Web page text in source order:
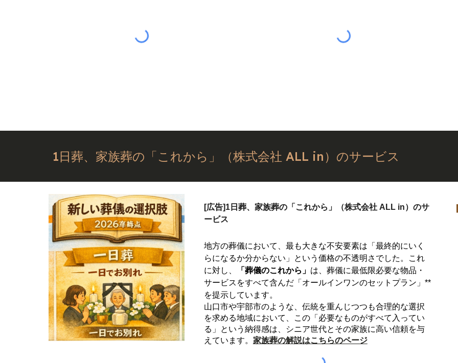
1日葬、家族葬の「これから」（株式会社 ALL in）のサービス
[広告]1日葬、家族葬の「これから」（株式会社 ALL in）のサ
ービス
地方の葬儀において、最も大きな不安要素は「最終的にいく
らになるか分からない」という価格の不透明さでした。これ
に対し、
「葬儀のこれから」 は、葬儀に最低限必要な物品・
サービスをすべて含んだ「オールインワンのセットプラン」**
を提示しています。
山口市や宇部市のような、伝統を重んじつつも合理的な選択
を求める地域において、この「必要なものがすべて入ってい
る」という納得感は、シニア世代とその家族に高い信頼を与
えています。 家族葬の解説はこちらのページ